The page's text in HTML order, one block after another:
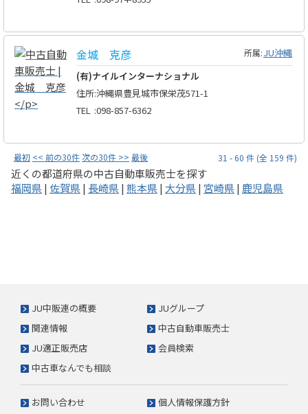
金城 克彦 所属:JU沖縄
(有)ナイルインターナショナル
住所:沖縄県豊見城市保栄茂571-1
TEL :098-857-6362
31 - 60 件 (全 159 件)
最初 << 前の30件次の30件 >> 最後
近くの都道府県の中古自動車販売士を探す
福岡県| 佐賀県| 長崎県| 熊本県| 大分県| 宮崎県| 鹿児島県
JU中販連の概要
JUグループ
関連情報
中古自動車販売士
JU適正販売店
会員検索
中古車なんでも相談
お問い合わせ 個人情報保護方針